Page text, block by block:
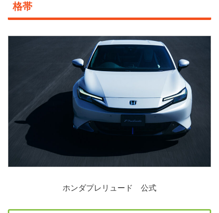
格帯
ホンダプレリュード 公式